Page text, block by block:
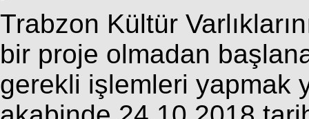
Trabzon Kültür
bir proje olmadan
gerekli işlemleri yapmak